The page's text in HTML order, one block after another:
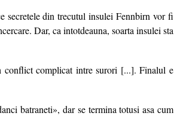
secretele din trecutul insulei Fennbirn vor fi
Dar, ca intotdeauna, soarta insulei sta
conflict complicat intre surori [...]. Finalul e
batraneti», dar se termina totusi asa cum